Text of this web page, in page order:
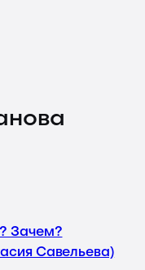
Зачем?
Савельева)